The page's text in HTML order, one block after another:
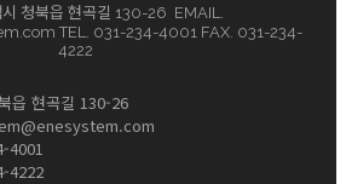
시 청북읍 현곡길 130-26 EMAIL.
TEL. 031-234-4001 FAX. 031-234-
4222
읍 현곡길 130-26
4001
4222